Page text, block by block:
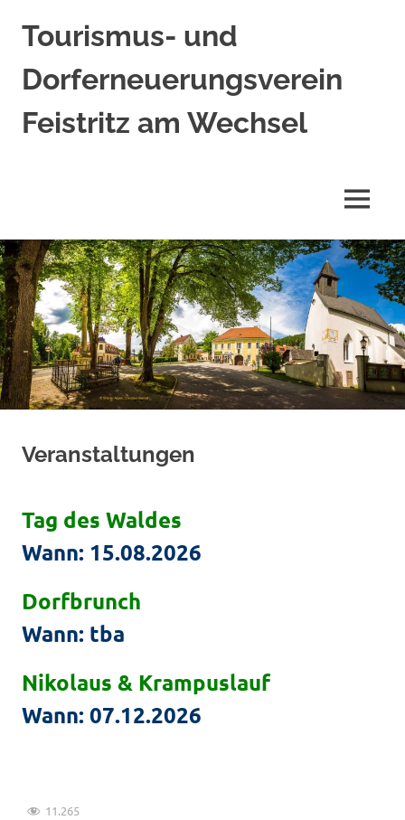
Zum
Inhalt
springen
Tourismus- und
Dorferneuerungsverein
Feistritz am Wechsel
MENÜ
Veranstaltungen
Tag des Waldes
Wann: 15.08.2026
Dorfbrunch
Wann: tba
Nikolaus & Krampuslauf
Wann: 07.12.2026
11.265